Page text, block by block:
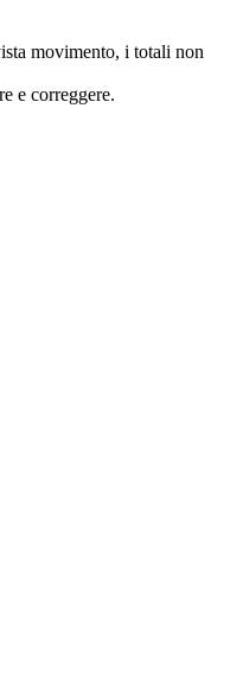
movimento, i totali non
e correggere.